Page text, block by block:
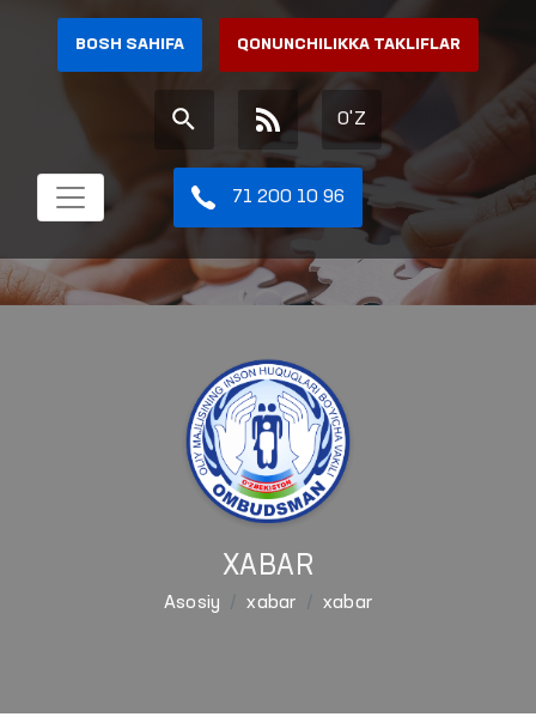
BOSH SAHIFA QONUNCHILIKKA TAKLIFLAR
O'Z
71 200 10 96
XABAR
Asosiy xabar xabar